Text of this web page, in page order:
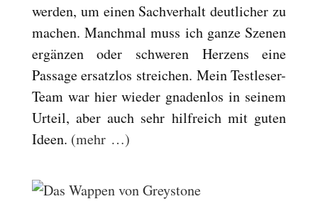
werden, um einen Sachverhalt deutlicher zu
machen. Manchmal muss ich ganze Szenen
ergänzen oder schweren Herzens eine
Passage ersatzlos streichen. Mein Testleser-
Team war hier wieder gnadenlos in seinem
Urteil, aber auch sehr hilfreich mit guten
Ideen. (mehr …)